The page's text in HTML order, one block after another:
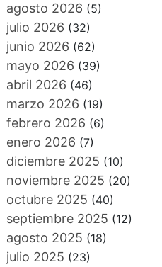
agosto 2026 (5)
julio 2026 (32)
junio 2026 (62)
mayo 2026 (39)
abril 2026 (46)
marzo 2026 (19)
febrero 2026 (6)
enero 2026 (7)
diciembre 2025 (10)
noviembre 2025 (20)
octubre 2025 (40)
septiembre 2025 (12)
agosto 2025 (18)
julio 2025 (23)